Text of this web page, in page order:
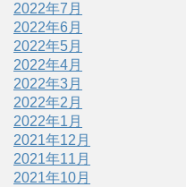
2022年7月
2022年6月
2022年5月
2022年4月
2022年3月
2022年2月
2022年1月
2021年12月
2021年11月
2021年10月